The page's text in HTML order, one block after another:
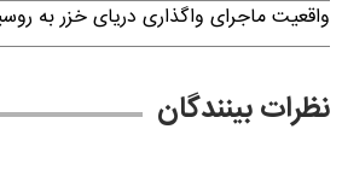
واقعیت ماجرای واگذاری دریای خزر به
نظرات بینندگان